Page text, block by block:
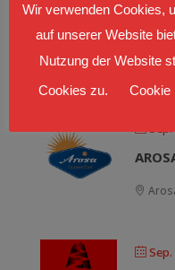
Sep.
Sep.
Wir verwenden Cookies,
auf unserer Website
Nutzung der Website
Cookies zu.
Cookie